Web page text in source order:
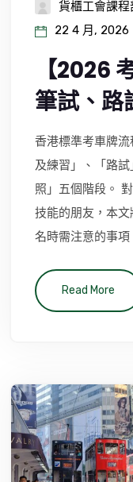
貨櫃工會課程
22 4 月, 2026
【2026
筆試、路
香港標準考車牌
及練習」、「路
照」五個階段。
技能的朋友，本
名時需注意的事項
Read More